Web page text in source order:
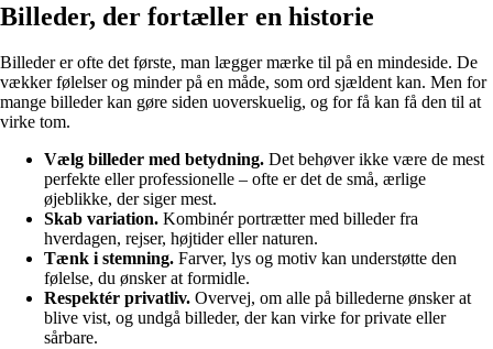
Billeder, der fortæller en historie
Billeder er ofte det første, man lægger mærke til på en mindeside. De
vækker følelser og minder på en måde, som ord sjældent kan. Men for
mange billeder kan gøre siden uoverskuelig, og for få kan få den til at
virke tom.
Vælg billeder med betydning. Det behøver ikke være de mest
perfekte eller professionelle – ofte er det de små, ærlige
øjeblikke, der siger mest.
Skab variation. Kombinér portrætter med billeder fra
hverdagen, rejser, højtider eller naturen.
Tænk i stemning. Farver, lys og motiv kan understøtte den
følelse, du ønsker at formidle.
Respektér privatliv. Overvej, om alle på billederne ønsker at
blive vist, og undgå billeder, der kan virke for private eller
sårbare.